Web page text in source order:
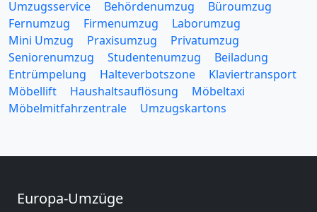
Umzugsservice Behördenumzug
Büroumzug
Fernumzug
Firmenumzug
Laborumzug
Mini Umzug
Praxisumzug
Privatumzug
Seniorenumzug
Studentenumzug
Beiladung
Entrümpelung
Halteverbotszone
Klaviertransport
Möbellift
Haushaltsauflösung
Möbeltaxi
Möbelmitfahrzentrale
Umzugskartons
Europa-Umzüge